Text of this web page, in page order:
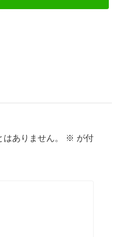
ありません。 ※ が付